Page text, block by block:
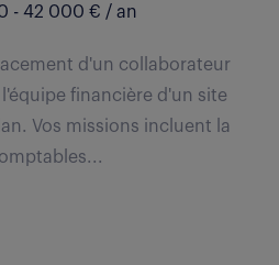
- 42 000 € / an
d'un collaborateur
financière d'un site
Vos missions incluent la